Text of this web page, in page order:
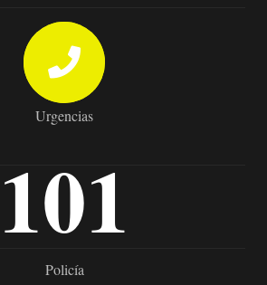
Urgencias
101
Policía